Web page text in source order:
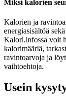
Miksi kalorien
Kalorien ja
energiasisältöä
Kalori.infossa voit
kalorimääriä,
ravintoarvoja ja
vaihtoehtoja.
Usein